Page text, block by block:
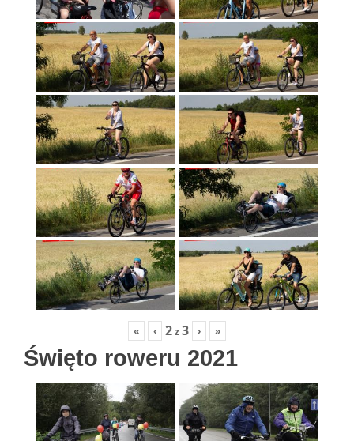
« ‹ 2z3 › »
Święto roweru 2021